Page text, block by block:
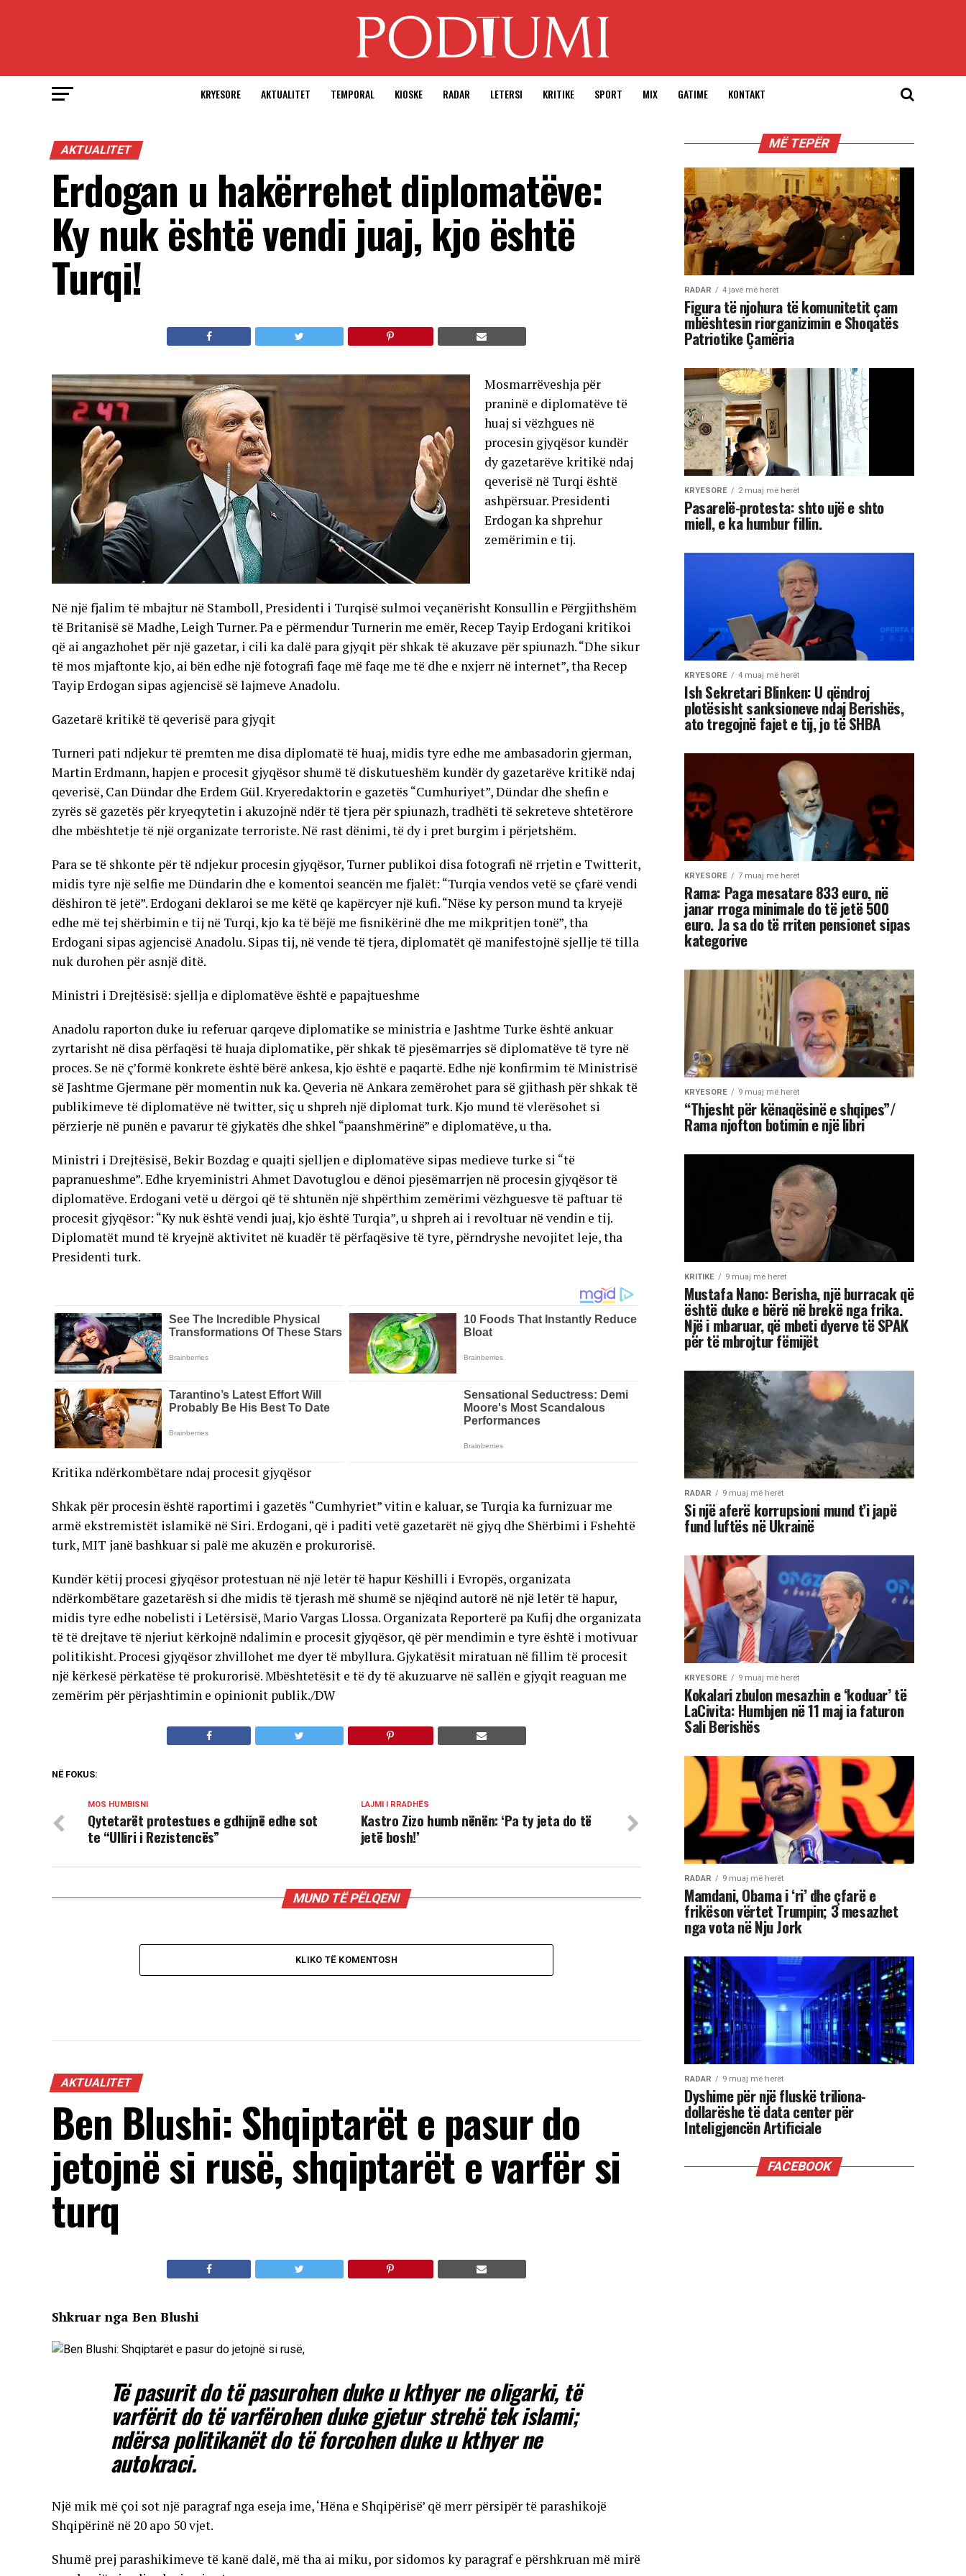
KRYESORE AKTUALITET TEMPORAL KIOSKE RADAR LETERSI KRITIKE SPORT MIX GATIME KONTAKT
AKTUALITET
Erdogan u hakërrehet diplomatëve:
Ky nuk është vendi juaj, kjo është
Turqi!
Mosmarrëveshja për
praninë e diplomatëve të
huaj si vëzhgues në
procesin gjyqësor kundër
dy gazetarëve kritikë ndaj
qeverisë në Turqi është
ashpërsuar. Presidenti
Erdogan ka shprehur
zemërimin e tij.
Në një fjalim të mbajtur në Stamboll, Presidenti i Turqisë sulmoi veçanërisht Konsullin e Përgjithshëm
të Britanisë së Madhe, Leigh Turner. Pa e përmendur Turnerin me emër, Recep Tayip Erdogani kritikoi
që ai angazhohet për një gazetar, i cili ka dalë para gjyqit për shkak të akuzave për spiunazh. “Dhe sikur
të mos mjaftonte kjo, ai bën edhe një fotografi faqe më faqe me të dhe e nxjerr në internet”, tha Recep
Tayip Erdogan sipas agjencisë së lajmeve Anadolu.
Gazetarë kritikë të qeverisë para gjyqit
Turneri pati ndjekur të premten me disa diplomatë të huaj, midis tyre edhe me ambasadorin gjerman,
Martin Erdmann, hapjen e procesit gjyqësor shumë të diskutueshëm kundër dy gazetarëve kritikë ndaj
qeverisë, Can Dündar dhe Erdem Gül. Kryeredaktorin e gazetës “Cumhuriyet”, Dündar dhe shefin e
zyrës së gazetës për kryeqytetin i akuzojnë ndër të tjera për spiunazh, tradhëti të sekreteve shtetërore
dhe mbështetje të një organizate terroriste. Në rast dënimi, të dy i pret burgim i përjetshëm.
Para se të shkonte për të ndjekur procesin gjyqësor, Turner publikoi disa fotografi në rrjetin e Twitterit,
midis tyre një selfie me Dündarin dhe e komentoi seancën me fjalët: “Turqia vendos vetë se çfarë vendi
dëshiron të jetë”. Erdogani deklaroi se me këtë qe kapërcyer një kufi. “Nëse ky person mund ta kryejë
edhe më tej shërbimin e tij në Turqi, kjo ka të bëjë me fisnikërinë dhe me mikpritjen tonë”, tha
Erdogani sipas agjencisë Anadolu. Sipas tij, në vende të tjera, diplomatët që manifestojnë sjellje të tilla
nuk durohen për asnjë ditë.
Ministri i Drejtësisë: sjellja e diplomatëve është e papajtueshme
Anadolu raporton duke iu referuar qarqeve diplomatike se ministria e Jashtme Turke është ankuar
zyrtarisht në disa përfaqësi të huaja diplomatike, për shkak të pjesëmarrjes së diplomatëve të tyre në
proces. Se në ç’formë konkrete është bërë ankesa, kjo është e paqartë. Edhe një konfirmim të Ministrisë
së Jashtme Gjermane për momentin nuk ka. Qeveria në Ankara zemërohet para së gjithash për shkak të
publikimeve të diplomatëve në twitter, siç u shpreh një diplomat turk. Kjo mund të vlerësohet si
përzierje në punën e pavarur të gjykatës dhe shkel “paanshmërinë” e diplomatëve, u tha.
Ministri i Drejtësisë, Bekir Bozdag e quajti sjelljen e diplomatëve sipas medieve turke si “të
papranueshme”. Edhe kryeministri Ahmet Davotuglou e dënoi pjesëmarrjen në procesin gjyqësor të
diplomatëve. Erdogani vetë u dërgoi që të shtunën një shpërthim zemërimi vëzhguesve të paftuar të
procesit gjyqësor: “Ky nuk është vendi juaj, kjo është Turqia”, u shpreh ai i revoltuar në vendin e tij.
Diplomatët mund të kryejnë aktivitet në kuadër të përfaqësive të tyre, përndryshe nevojitet leje, tha
Presidenti turk.
Kritika ndërkombëtare ndaj procesit gjyqësor
Shkak për procesin është raportimi i gazetës “Cumhyriet” vitin e kaluar, se Turqia ka furnizuar me
armë ekstremistët islamikë në Siri. Erdogani, që i paditi vetë gazetarët në gjyq dhe Shërbimi i Fshehtë
turk, MIT janë bashkuar si palë me akuzën e prokurorisë.
Kundër këtij procesi gjyqësor protestuan në një letër të hapur Këshilli i Evropës, organizata
ndërkombëtare gazetarësh si dhe midis të tjerash më shumë se njëqind autorë në një letër të hapur,
midis tyre edhe nobelisti i Letërsisë, Mario Vargas Llossa. Organizata Reporterë pa Kufij dhe organizata
të të drejtave të njeriut kërkojnë ndalimin e procesit gjyqësor, që për mendimin e tyre është i motivuar
politikisht. Procesi gjyqësor zhvillohet me dyer të mbyllura. Gjykatësit miratuan në fillim të procesit
një kërkesë përkatëse të prokurorisë. Mbështetësit e të dy të akuzuarve në sallën e gjyqit reaguan me
zemërim për përjashtimin e opinionit publik./DW
NË FOKUS:
LAJMI I RRADHËS
Kastro Zizo humb nënën: ‘Pa ty jeta do të
jetë bosh!’
MOS HUMBISNI
Qytetarët protestues e gdhijnë edhe sot
te “Ulliri i Rezistencës”
MUND TË PËLQENI
KLIKO TË KOMENTOSH
AKTUALITET
Ben Blushi: Shqiptarët e pasur do
jetojnë si rusë, shqiptarët e varfër si
turq
Shkruar nga Ben Blushi
Të pasurit do të pasurohen duke u kthyer ne oligarki, të
varfërit do të varfërohen duke gjetur strehë tek islami;
ndërsa politikanët do të forcohen duke u kthyer ne
autokraci.
Një mik më çoi sot një paragraf nga eseja ime, ‘Hëna e Shqipërisë’ që merr përsipër të parashikojë
Shqipërinë në 20 apo 50 vjet.
Shumë prej parashikimeve të kanë dalë, më tha ai miku, por sidomos ky paragraf e përshkruan më mirë
MË TEPËR
RADAR 4 javë më herët
Figura të njohura të komunitetit çam
mbështesin riorganizimin e Shoqatës
Patriotike Çamëria
KRYESORE 2 muaj më herët
Pasarelë-protesta: shto ujë e shto
miell, e ka humbur fillin.
KRYESORE 4 muaj më herët
Ish Sekretari Blinken: U qëndroj
plotësisht sanksioneve ndaj Berishës,
ato tregojnë fajet e tij, jo të SHBA
KRYESORE 7 muaj më herët
Rama: Paga mesatare 833 euro, në
janar rroga minimale do të jetë 500
euro. Ja sa do të rriten pensionet sipas
kategorive
KRYESORE 9 muaj më herët
“Thjesht për kënaqësinë e shqipes”/
Rama njofton botimin e një libri
KRITIKE 9 muaj më herët
Mustafa Nano: Berisha, një burracak që
është duke e bërë në brekë nga frika.
Një i mbaruar, që mbeti dyerve të SPAK
për të mbrojtur fëmijët
RADAR 9 muaj më herët
Si një aferë korrupsioni mund t’i japë
fund luftës në Ukrainë
KRYESORE 9 muaj më herët
Kokalari zbulon mesazhin e ‘koduar’ të
LaCivita: Humbjen në 11 maj ia faturon
Sali Berishës
RADAR 9 muaj më herët
Mamdani, Obama i ‘ri’ dhe çfarë e
frikëson vërtet Trumpin; 3 mesazhet
nga vota në Nju Jork
RADAR 9 muaj më herët
Dyshime për një fluskë triliona-
dollarëshe të data center për
Inteligjencën Artificiale
FACEBOOK